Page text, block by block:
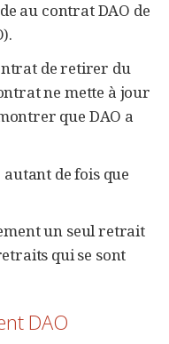
au contrat DAO de
de retirer du
ne mette à jour
que DAO a
autant de fois que
un seul retrait
qui se sont
DAO